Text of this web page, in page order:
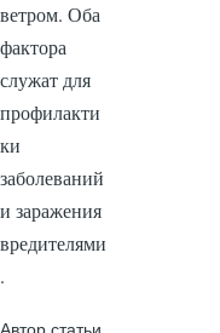
ветром. Оба
фактора
служат для
профилакти
ки
заболеваний
и заражения
вредителями
.